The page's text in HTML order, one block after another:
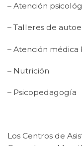
– Atención
– Talleres de
– Atención médica
– Nutrición
– Psicopedagogía
Los Centros de